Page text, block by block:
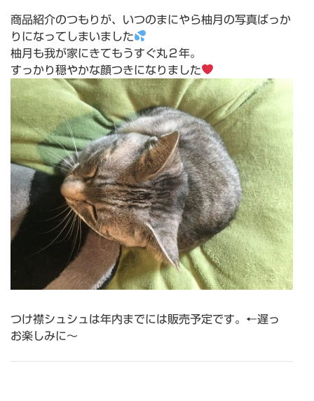
商品紹介のつもりが、いつのまにやら柚月の写真ばっか
りになってしまいました
柚月も我が家にきてもうすぐ丸２年。
すっかり穏やかな顔つきになりました
つけ襟シュシュは年内までには販売予定です。←遅っ
お楽しみに〜